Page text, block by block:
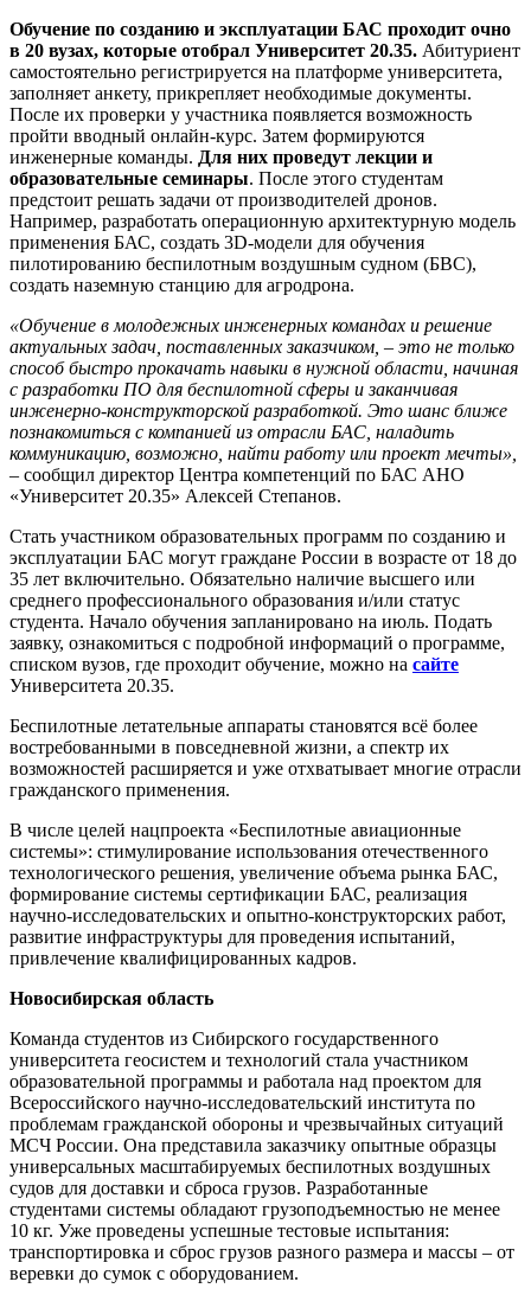
Обучение по созданию и эксплуатации БАС проходит очно
в 20 вузах, которые отобрал Университет 20.35. Абитуриент
самостоятельно регистрируется на платформе университета,
заполняет анкету, прикрепляет необходимые документы.
После их проверки у участника появляется возможность
пройти вводный онлайн-курс. Затем формируются
инженерные команды. Для них проведут лекции и
образовательные семинары. После этого студентам
предстоит решать задачи от производителей дронов.
Например, разработать операционную архитектурную модель
применения БАС, создать 3D-модели для обучения
пилотированию беспилотным воздушным судном (БВС),
создать наземную станцию для агродрона.
«Обучение в молодежных инженерных командах и решение
актуальных задач, поставленных заказчиком, – это не только
способ быстро прокачать навыки в нужной области, начиная
с разработки ПО для беспилотной сферы и заканчивая
инженерно-конструкторской разработкой. Это шанс ближе
познакомиться с компанией из отрасли БАС, наладить
коммуникацию, возможно, найти работу или проект мечты»,
– сообщил директор Центра компетенций по БАС АНО
«Университет 20.35» Алексей Степанов.
Стать участником образовательных программ по созданию и
эксплуатации БАС могут граждане России в возрасте от 18 до
35 лет включительно. Обязательно наличие высшего или
среднего профессионального образования и/или статус
студента. Начало обучения запланировано на июль. Подать
заявку, ознакомиться с подробной информаций о программе,
списком вузов, где проходит обучение, можно на сайте
Университета 20.35.
Беспилотные летательные аппараты становятся всё более
востребованными в повседневной жизни, а спектр их
возможностей расширяется и уже отхватывает многие отрасли
гражданского применения.
В числе целей нацпроекта «Беспилотные авиационные
системы»: стимулирование использования отечественного
технологического решения, увеличение объема рынка БАС,
формирование системы сертификации БАС, реализация
научно-исследовательских и опытно-конструкторских работ,
развитие инфраструктуры для проведения испытаний,
привлечение квалифицированных кадров.
Новосибирская область
Команда студентов из Сибирского государственного
университета геосистем и технологий стала участником
образовательной программы и работала над проектом для
Всероссийского научно-исследовательский института по
проблемам гражданской обороны и чрезвычайных ситуаций
МСЧ России. Она представила заказчику опытные образцы
универсальных масштабируемых беспилотных воздушных
судов для доставки и сброса грузов. Разработанные
студентами системы обладают грузоподъемностью не менее
10 кг. Уже проведены успешные тестовые испытания:
транспортировка и сброс грузов разного размера и массы – от
веревки до сумок с оборудованием.